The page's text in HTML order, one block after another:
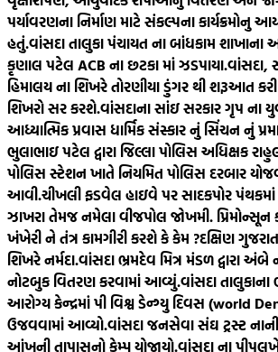
પર્યાવરણના નિર્માણ માટે સંકલ્પના કાર્યક્રમોનુ
હતું.વાંસદા તાલુકા પંચાયત ના બાંધકામ
કૃણાલ પટેલ ACB ના છટકા માં ઝડપાયા.વાંસદા,
હિમાલય ના શિખરે તોરણીયા ડુંગર થી શરૂઆત
શિખરો સર કરશે.વાંસદાના સાંઇ સરકાર ગૃપ ના
આધ્યાત્મિક પ્રવાસ ધાર્મિક સંસ્કાર નું સિંચન નું
ભુલાભાઇ પટેલ દ્વારા જિલ્લા પોલિસ અધિક્ષક
પોલિસ સ્ટેશન ખાતે નિયમિત પોલિસ દરબાર
આવી.ચીખલી ફડવેલ હાઇવે પર સાદકપોર પંથકમાં
ઝાખરા તેમજ નમેલા વીજપોલ જોખમી.
ખંખેરી ને તંત્ર કામગીરી કરશે કે કેમ ?દક્ષિણ
શિખરે નર્મદા.વાંસદા ભ્રમદેવ મિત્ર મંડળ દ્વારા
નોટબુક વિતરણ કરવામાં આવ્યું.વાંસદા તાલુકાના
આરોગ્ય કેન્દ્રમાં પી વિશ્વ ડેન્ગ્યુ દિવસ (world
ઉજવવામાં આવ્યો.વાંસદા જનસેવા સંઘ ટ્રસ્ટ
આંખની તાપાસનો કેમ્પ યોજાયો.વાંસદા ના